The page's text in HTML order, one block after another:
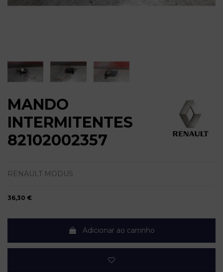
MANDO
INTERMITENTES
82102002357
RENAULT MODUS
36,30 €
Adicionar ao carrinho